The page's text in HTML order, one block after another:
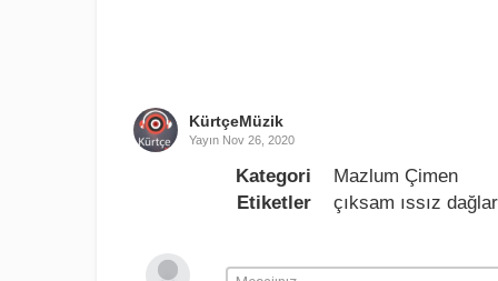
KürtçeMüzik
Yayın Nov 26, 2020
Kategori
Mazlum Çimen
Etiketler
çıksam ıssız